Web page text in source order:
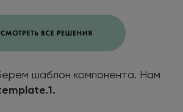
шаблон компонента. Нам